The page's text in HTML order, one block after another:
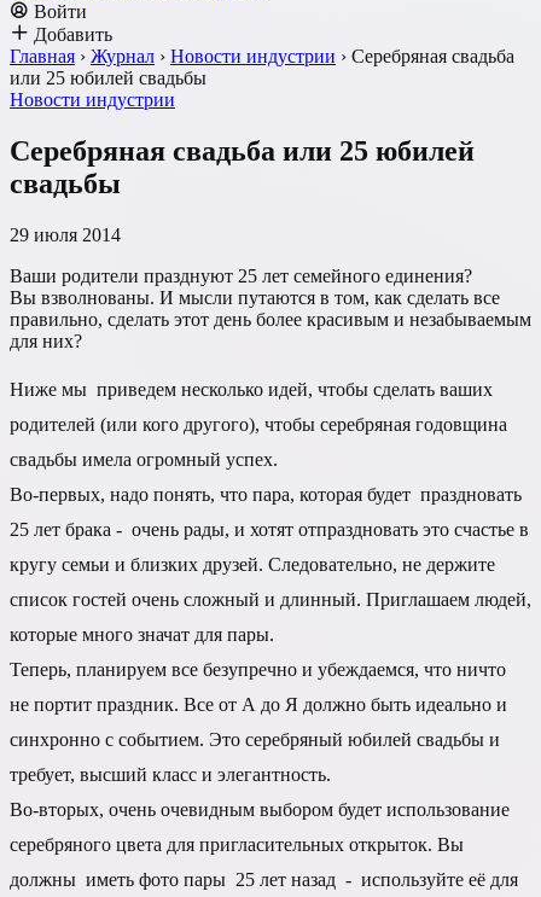
Войти
Добавить
Главная › Журнал › Новости индустрии › Серебряная свадьба
или 25 юбилей свадьбы
Новости индустрии
Серебряная свадьба или 25 юбилей
свадьбы
29 июля 2014
Ваши родители празднуют 25 лет семейного единения?
Вы взволнованы. И мысли путаются в том, как сделать все
правильно, сделать этот день более красивым и незабываемым
для них?
Ниже мы приведем несколько идей, чтобы сделать ваших
родителей (или кого другого), чтобы серебряная годовщина
свадьбы имела огромный успех.
Во-первых, надо понять, что пара, которая будет праздновать
25 лет брака - очень рады, и хотят отпраздновать это счастье в
кругу семьи и близких друзей. Следовательно, не держите
список гостей очень сложный и длинный. Приглашаем людей,
которые много значат для пары.
Теперь, планируем все безупречно и убеждаемся, что ничто
не портит праздник. Все от А до Я должно быть идеально и
синхронно с событием. Это серебряный юбилей свадьбы и
требует, высший класс и элегантность.
Во-вторых, очень очевидным выбором будет использование
серебряного цвета для пригласительных открыток. Вы
должны иметь фото пары 25 лет назад - используйте её для